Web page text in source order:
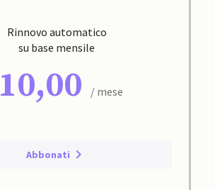
Rinnovo automatico
su base mensile
10,00 / mese
Abbonati